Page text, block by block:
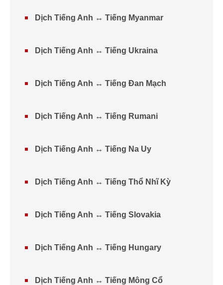
Dịch Tiếng Anh ↔ Tiếng Myanmar
Dịch Tiếng Anh ↔ Tiếng Ukraina
Dịch Tiếng Anh ↔ Tiếng Đan Mạch
Dịch Tiếng Anh ↔ Tiếng Rumani
Dịch Tiếng Anh ↔ Tiếng Na Uy
Dịch Tiếng Anh ↔ Tiếng Thổ Nhĩ Kỳ
Dịch Tiếng Anh ↔ Tiếng Slovakia
Dịch Tiếng Anh ↔ Tiếng Hungary
Dịch Tiếng Anh ↔ Tiếng Mông Cổ